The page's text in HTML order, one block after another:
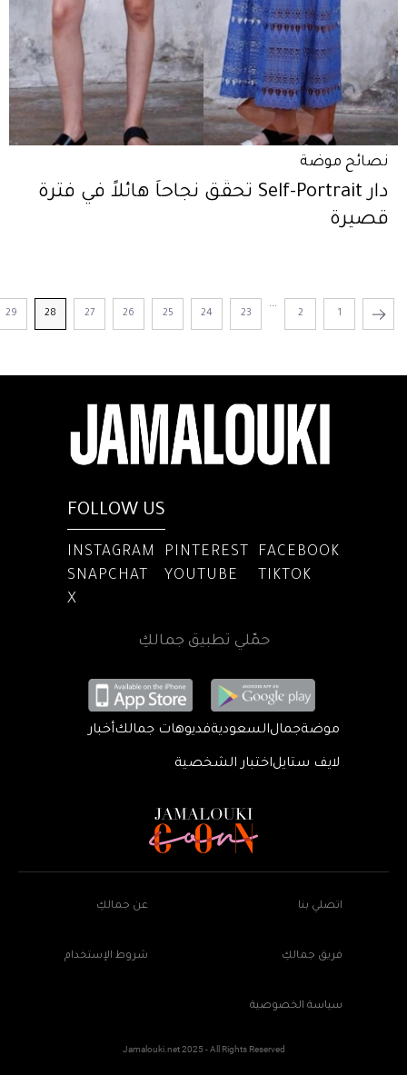
نصائح موضة
دار Self-Portrait تحقّق نجاحاً هائلاً في فترة
قصيرة
1
2
...
23
24
25
26
27
28
29
FOLLOW US
INSTAGRAM PINTEREST
FACEBOOK
SNAPCHAT
YOUTUBE
TIKTOK
X
حمّلي تطبيق جمالكِ
موضةجمالالسعوديةفديوهات جمالكأخبار
لايف ستايلاختبار الشخصية
اتصلي بنا عن جمالكِ
فريق جمالكِ شروط الإستخدام
سياسة الخصوصية
Jamalouki.net 2025 - All Rights Reserved